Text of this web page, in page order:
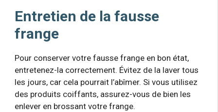
Entretien de la fausse
frange
Pour conserver votre fausse frange en bon état,
entretenez-la correctement. Évitez de la laver tous
les jours, car cela pourrait l’abîmer. Si vous utilisez
des produits coiffants, assurez-vous de bien les
enlever en brossant votre frange.